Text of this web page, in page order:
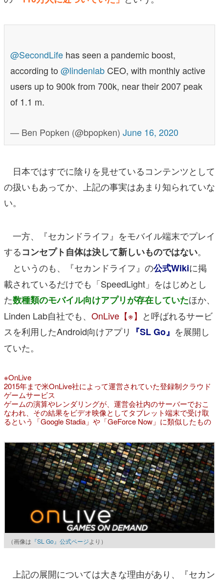
@SecondLife has seen a pandemic boost,
according to @lindenlab CEO, with monthly active
users up to 900k from 700k, near their 2007 peak
of 1.1 m.
— Ben Popken (@bpopken) June 16, 2020
日本ではすでに陰りを見せているコンテンツとして
の扱いもあってか、上記の事実はあまり知られていな
い。
一方、『セカンドライフ』をモバイル端末でプレイ
するコンセプト自体は決して新しいものではない。
というのも、『セカンドライフ』の公式Wikiに掲
載されているだけでも「SpeedLight」をはじめとし
た数種類のモバイル向けアプリが存在していたほか、
Linden Lab自社でも、 OnLive【※】 と呼ばれるサービ
スを利用したAndroid向けアプリ 『SL Go』 を展開し
ていた。
※OnLive
2015年まで米OnLive社によって運営されていた登録制クラウド
ゲームサービス
ゲームの演算やレンダリングが、運営会社内のサーバーでおこ
なわれ、その結果をビデオ映像としてタブレット端末で受け取
るという「Google Stadia」や「GeForce Now」に類似したもの
（画像は 『SL Go』公式ページより）
上記の展開については大きな理由があり、『セカン